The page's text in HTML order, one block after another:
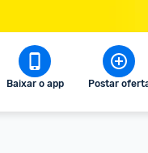
Baixar o app Postar